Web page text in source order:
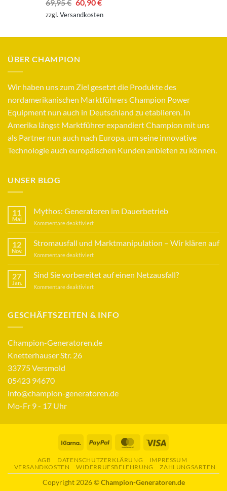
69,95€
Preis
60,90€
Preis
zzgl. Versandkosten
ÜBER CHAMPION
Wir haben uns zum Ziel gesetzt die Produkte des
nordamerikanischen Marktführers Champion Power
Equipment nun auch in Deutschland zu etablieren. In
Amerika längst Marktführer expandiert Champion mit uns
als Partner nun auch nach Europa, um seine innovative
Technologie auch europäischen Kunden anbieten zu können.
UNSER BLOG
11
Mai
Mythos: Generatoren im Dauerbetrieb
Kommentare deaktiviertfür
Generatoren
Dauerbetrieb
12
Nov.
Stromausfall und Marktmanipulation – Wir klären auf
Kommentare deaktiviertfür
und
–
auf
27
Jan.
Sind Sie vorbereitet auf einen Netzausfall?
Kommentare deaktiviertfür
vorbereitet
GESCHÄFTSZEITEN & INFO
Champion-Generatoren.de
Knetterhauser Str. 26
33775 Versmold
05423 94670
info@champion-generatoren.de
Mo-Fr 9 - 17 Uhr
Klarna PayPal MasterCard
AGB DATENSCHUTZERKLÄRUNG
IMPRESSUM
VERSANDKOSTEN
WIDERRUFSBELEHRUNG ZAHLUNGSARTEN
Copyright 2026 ©Champion-Generatoren.de